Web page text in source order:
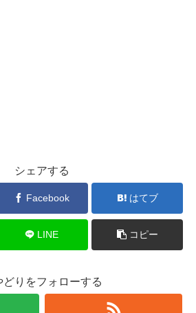
シェアする
Facebook はてブ
LINE コピー
どりをフォローする